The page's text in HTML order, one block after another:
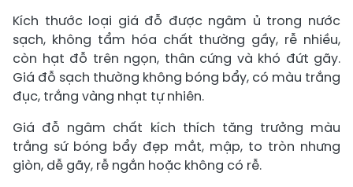
Kích thước loại giá đỗ được ngâm ủ trong nước
sạch, không tẩm hóa chất thường gầy, rễ nhiều,
còn hạt đỗ trên ngọn, thân cứng và khó đứt gãy.
Giá đỗ sạch thường không bóng bẩy, có màu trắng
đục, trắng vàng nhạt tự nhiên.
Giá đỗ ngâm chất kích thích tăng trưởng màu
trắng sứ bóng bẩy đẹp mắt, mập, to tròn nhưng
giòn, dễ gãy, rễ ngắn hoặc không có rễ.